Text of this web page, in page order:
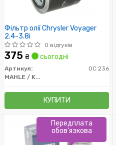
Фільтр олії Chrysler Voyager
2.4-3.8i
0 відгуків
375 ₴ сьогодні
Артикул:
OC 236
MAHLE / KNECHT
КУПИТИ
Передплата
обов'язкова